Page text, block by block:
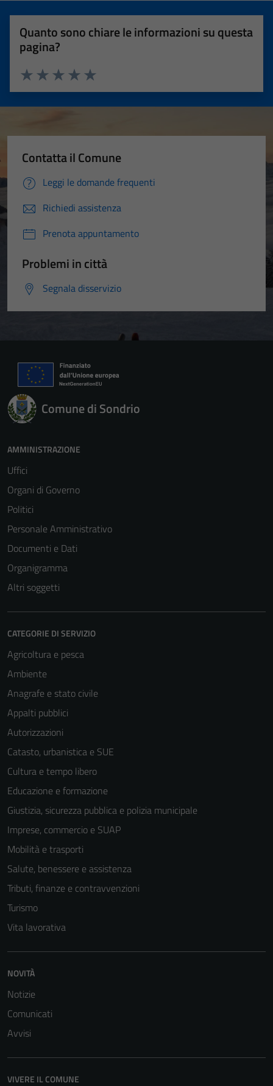
Quanto sono chiare le informazioni su questa
pagina?
Valuta 5 stelle su 5
Valuta 4 stelle su 5
Valuta 3 stelle su 5
Valuta 2 stelle su 5
Valuta 1 stelle su 5
Contatta il Comune
Leggi le domande frequenti
Richiedi assistenza
Prenota appuntamento
Problemi in città
Segnala disservizio
Comune di Sondrio
AMMINISTRAZIONE
Uffici
Organi di Governo
Politici
Personale Amministrativo
Documenti e Dati
Organigramma
Altri soggetti
CATEGORIE DI SERVIZIO
Agricoltura e pesca
Ambiente
Anagrafe e stato civile
Appalti pubblici
Autorizzazioni
Catasto, urbanistica e SUE
Cultura e tempo libero
Educazione e formazione
Giustizia, sicurezza pubblica e polizia municipale
Imprese, commercio e SUAP
Mobilità e trasporti
Salute, benessere e assistenza
Tributi, finanze e contravvenzioni
Turismo
Vita lavorativa
NOVITÀ
Notizie
Comunicati
Avvisi
VIVERE IL COMUNE
possono